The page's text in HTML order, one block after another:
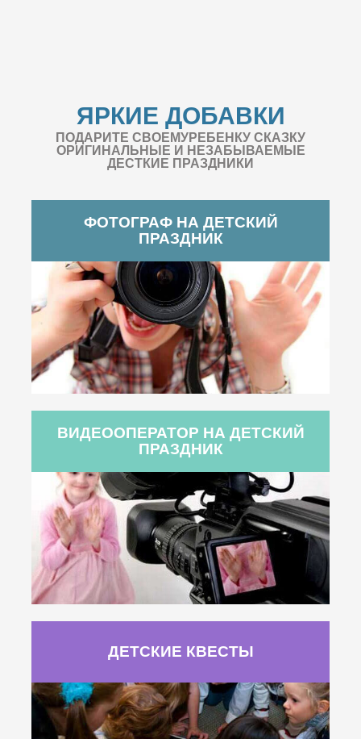
ЯРКИЕ ДОБАВКИ
ПОДАРИТЕ СВОЕМУРЕБЕНКУ СКАЗКУ
ОРИГИНАЛЬНЫЕ И НЕЗАБЫВАЕМЫЕ
ДЕСТКИЕ ПРАЗДНИКИ
ФОТОГРАФ НА ДЕТСКИЙ
ПРАЗДНИК
ВИДЕООПЕРАТОР НА ДЕТСКИЙ
ПРАЗДНИК
ДЕТСКИЕ КВЕСТЫ